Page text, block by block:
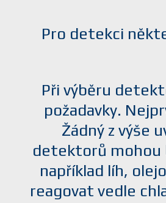
Pro detekci
Při výběru
požadavky.
Žádný z výše
detektorů mohou
například líh,
reagovat vedle